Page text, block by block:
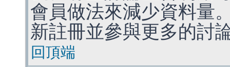
會員做法來減少資料量
新註冊並參與更多的討
回頂端